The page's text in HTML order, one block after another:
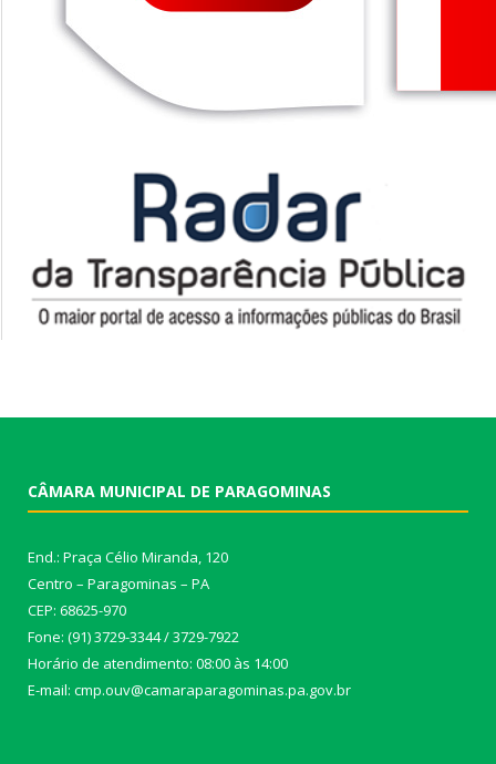
CÂMARA MUNICIPAL DE PARAGOMINAS
End.: Praça Célio Miranda, 120
Centro – Paragominas – PA
CEP: 68625-970
Fone: (91) 3729-3344 / 3729-7922
Horário de atendimento: 08:00 às 14:00
E-mail: cmp.ouv@camaraparagominas.pa.gov.br